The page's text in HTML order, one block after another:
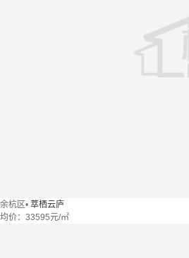
余杭区• 萃栖云庐
均价： 33595元/㎡